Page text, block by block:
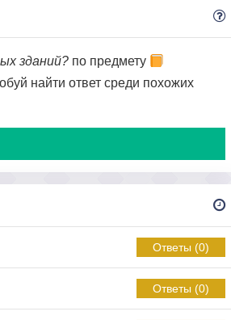
зданий? по предмету
найти ответ среди похожих
Ответы (0)
Ответы (0)